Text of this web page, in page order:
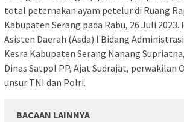
total peternakan ayam petelur di Ruang
Kabupaten Serang pada Rabu, 26 Juli
Asisten Daerah (Asda) I Bidang
Kesra Kabupaten Serang Nanang
Dinas Satpol PP, Ajat Sudrajat, perwakilan
unsur TNI dan Polri.
BACAAN LAINNYA